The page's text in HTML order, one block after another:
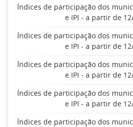
Índices de participação dos
e IPI - a partir de
Índices de participação dos
e IPI - a partir de
Índices de participação dos
e IPI - a partir de
Índices de participação dos
e IPI - a partir de
Índices de participação dos